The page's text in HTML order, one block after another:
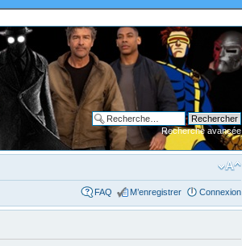
Recherche avancée
FAQ M’enregistrer Connexion